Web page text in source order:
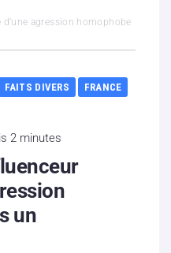
agression homophobe
FAITS DIVERS
FRANCE
2 minutes
un